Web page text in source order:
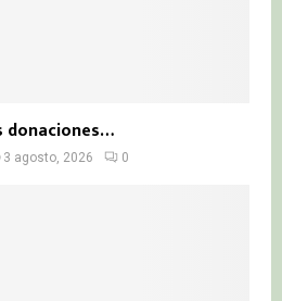
donaciones…
3 agosto, 2026 0